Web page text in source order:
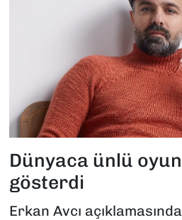
Dünyaca ünlü
gösterdi
Erkan Avcı